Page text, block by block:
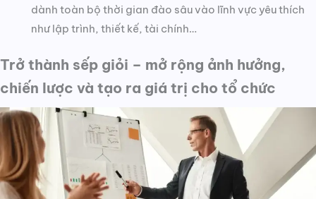
dành toàn bộ thời gian đào sâu vào lĩnh vực yêu thích
như lập trình, thiết kế, tài chính…
Trở thành sếp giỏi – mở rộng ảnh hưởng,
chiến lược và tạo ra giá trị cho tổ chức